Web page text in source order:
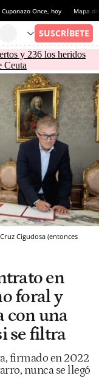
Cuponazo Once, hoy Mapa
y 236 los heridos
Ceuta
Cigudosa (entonces
en
foral y
con una
se filtra
firmado en 2022
nunca se llegó